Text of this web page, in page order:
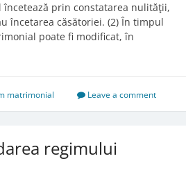
încetează prin constatarea nulităţii,
încetarea căsătoriei. (2) În timpul
poate fi modificat, în
matrimonial Leave a comment
regimului